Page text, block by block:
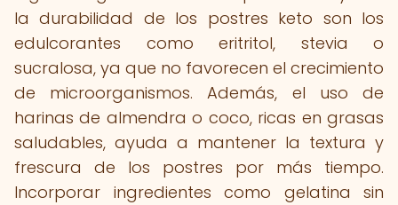
la durabilidad de los postres keto son los
edulcorantes como eritritol, stevia o
sucralosa, ya que no favorecen el crecimiento
de microorganismos. Además, el uso de
harinas de almendra o coco, ricas en grasas
saludables, ayuda a mantener la textura y
frescura de los postres por más tiempo.
Incorporar ingredientes como gelatina sin